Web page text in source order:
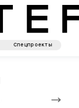
Спецпроекты